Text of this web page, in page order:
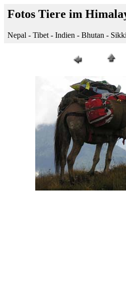
Fotos Tiere im
Nepal - Tibet - Indien - Bhutan -